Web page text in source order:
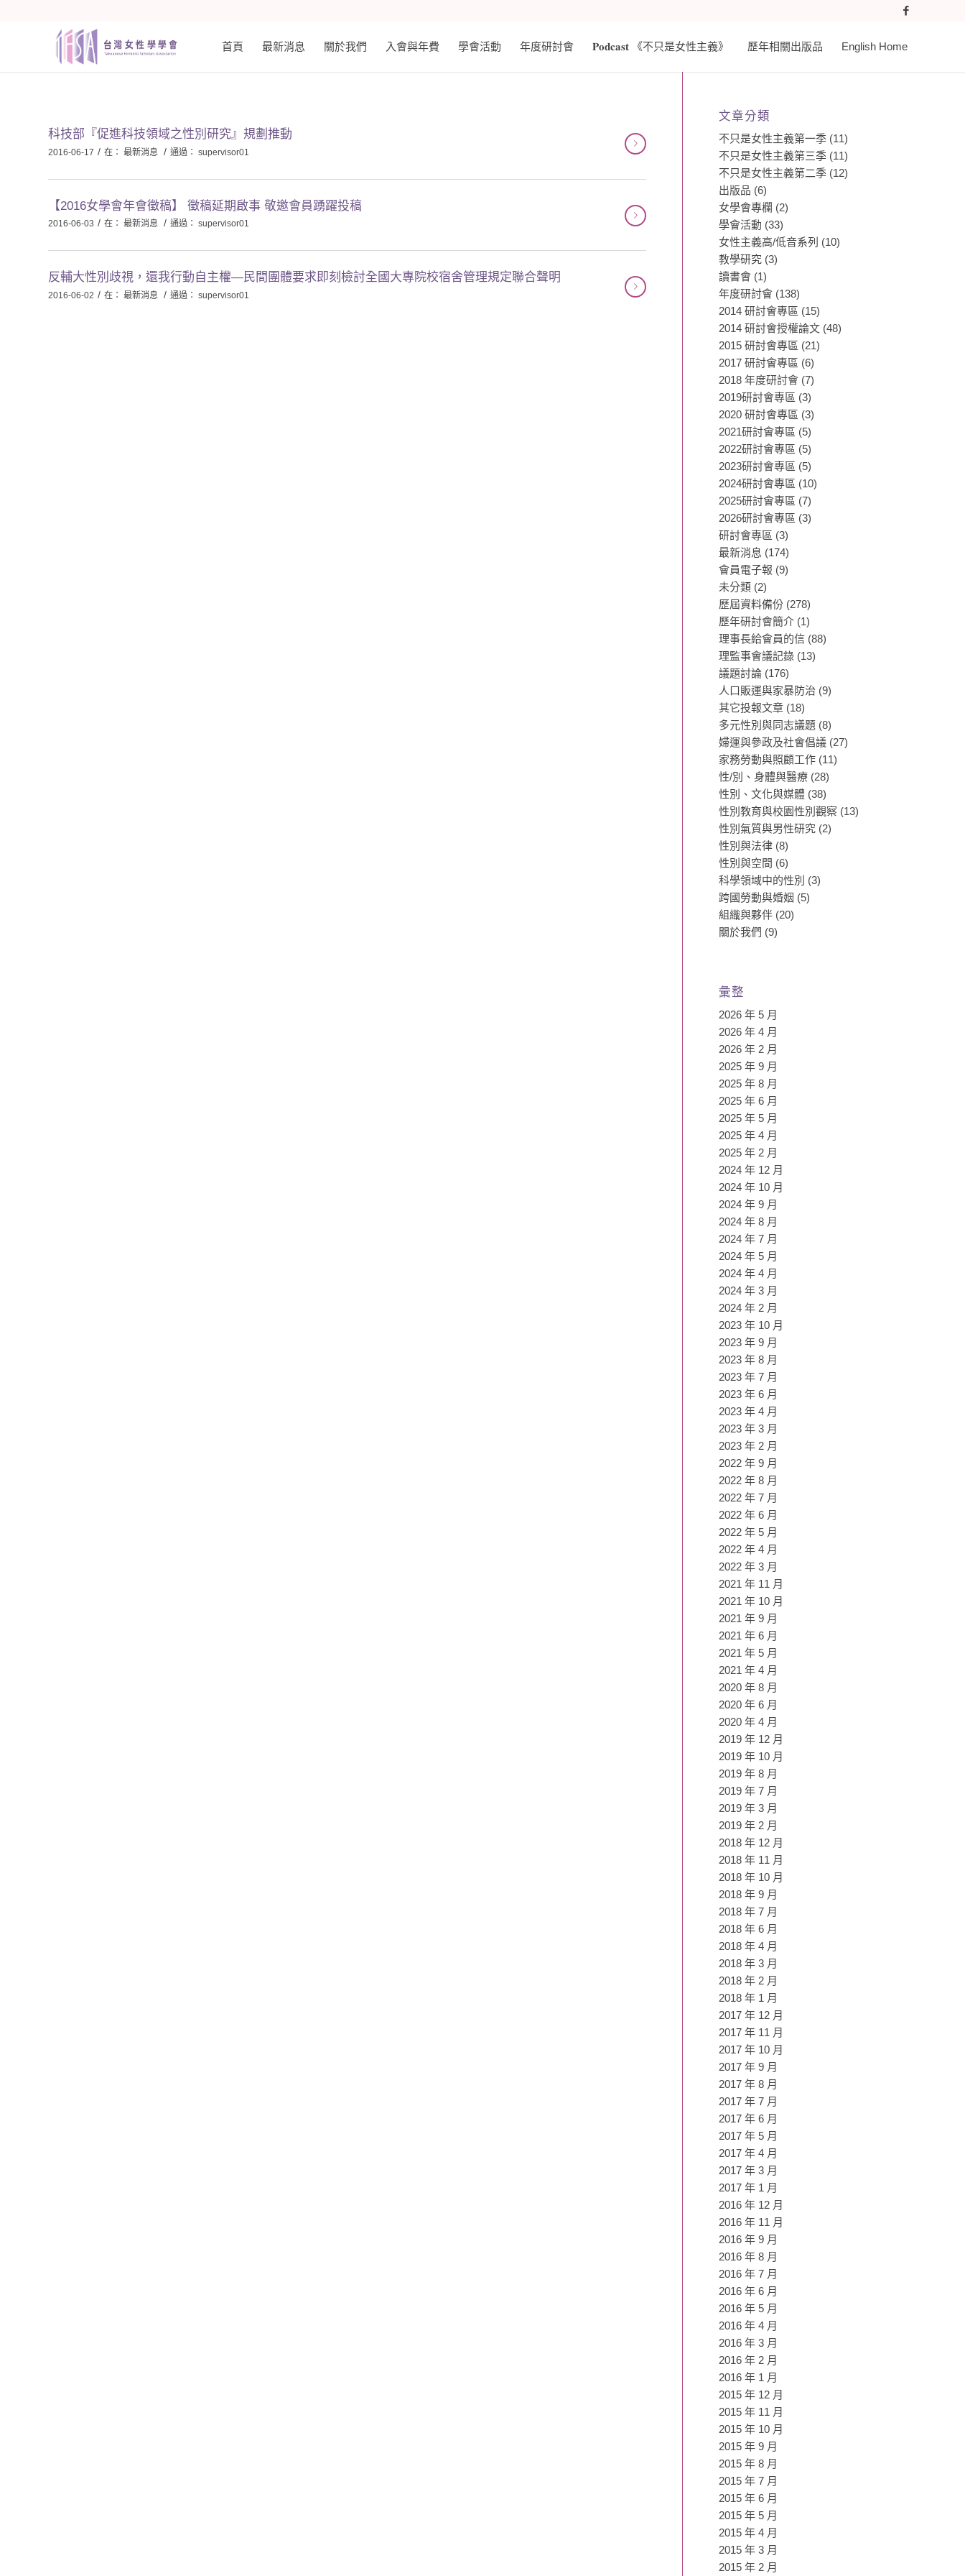
首頁 最新消息 關於我們 入會與年費 學會活動 年度研討會 𝐏𝐨𝐝𝐜𝐚𝐬𝐭 《不只是女性主義》 歷年相關出版品 English Home
科技部『促進科技領域之性別研究』規劃推動
2016-06-17 / 在： 最新消息 / 通過： supervisor01
【2016女學會年會徵稿】 徵稿延期啟事 敬邀會員踴躍投稿
2016-06-03 / 在： 最新消息 / 通過： supervisor01
反輔大性別歧視，還我行動自主權—民間團體要求即刻檢討全國大專院校宿舍管理規定聯合聲明
2016-06-02 / 在： 最新消息 / 通過： supervisor01
文章分類
不只是女性主義第一季 (11)
不只是女性主義第三季 (11)
不只是女性主義第二季 (12)
出版品 (6)
女學會專欄 (2)
學會活動 (33)
女性主義高/低音系列 (10)
教學研究 (3)
讀書會 (1)
年度研討會 (138)
2014 研討會專區 (15)
2014 研討會授權論文 (48)
2015 研討會專區 (21)
2017 研討會專區 (6)
2018 年度研討會 (7)
2019研討會專區 (3)
2020 研討會專區 (3)
2021研討會專區 (5)
2022研討會專區 (5)
2023研討會專區 (5)
2024研討會專區 (10)
2025研討會專區 (7)
2026研討會專區 (3)
研討會專區 (3)
最新消息 (174)
會員電子報 (9)
未分類 (2)
歷屆資料備份 (278)
歷年研討會簡介 (1)
理事長給會員的信 (88)
理監事會議記錄 (13)
議題討論 (176)
人口販運與家暴防治 (9)
其它投報文章 (18)
多元性別與同志議題 (8)
婦運與參政及社會倡議 (27)
家務勞動與照顧工作 (11)
性/別、身體與醫療 (28)
性別、文化與媒體 (38)
性別教育與校園性別觀察 (13)
性別氣質與男性研究 (2)
性別與法律 (8)
性別與空間 (6)
科學領域中的性別 (3)
跨國勞動與婚姻 (5)
組織與夥伴 (20)
關於我們 (9)
彙整
2026 年 5 月
2026 年 4 月
2026 年 2 月
2025 年 9 月
2025 年 8 月
2025 年 6 月
2025 年 5 月
2025 年 4 月
2025 年 2 月
2024 年 12 月
2024 年 10 月
2024 年 9 月
2024 年 8 月
2024 年 7 月
2024 年 5 月
2024 年 4 月
2024 年 3 月
2024 年 2 月
2023 年 10 月
2023 年 9 月
2023 年 8 月
2023 年 7 月
2023 年 6 月
2023 年 4 月
2023 年 3 月
2023 年 2 月
2022 年 9 月
2022 年 8 月
2022 年 7 月
2022 年 6 月
2022 年 5 月
2022 年 4 月
2022 年 3 月
2021 年 11 月
2021 年 10 月
2021 年 9 月
2021 年 6 月
2021 年 5 月
2021 年 4 月
2020 年 8 月
2020 年 6 月
2020 年 4 月
2019 年 12 月
2019 年 10 月
2019 年 8 月
2019 年 7 月
2019 年 3 月
2019 年 2 月
2018 年 12 月
2018 年 11 月
2018 年 10 月
2018 年 9 月
2018 年 7 月
2018 年 6 月
2018 年 4 月
2018 年 3 月
2018 年 2 月
2018 年 1 月
2017 年 12 月
2017 年 11 月
2017 年 10 月
2017 年 9 月
2017 年 8 月
2017 年 7 月
2017 年 6 月
2017 年 5 月
2017 年 4 月
2017 年 3 月
2017 年 1 月
2016 年 12 月
2016 年 11 月
2016 年 9 月
2016 年 8 月
2016 年 7 月
2016 年 6 月
2016 年 5 月
2016 年 4 月
2016 年 3 月
2016 年 2 月
2016 年 1 月
2015 年 12 月
2015 年 11 月
2015 年 10 月
2015 年 9 月
2015 年 8 月
2015 年 7 月
2015 年 6 月
2015 年 5 月
2015 年 4 月
2015 年 3 月
2015 年 2 月